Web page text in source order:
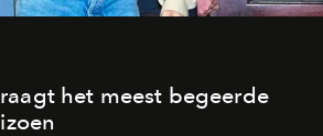
het meest begeerde